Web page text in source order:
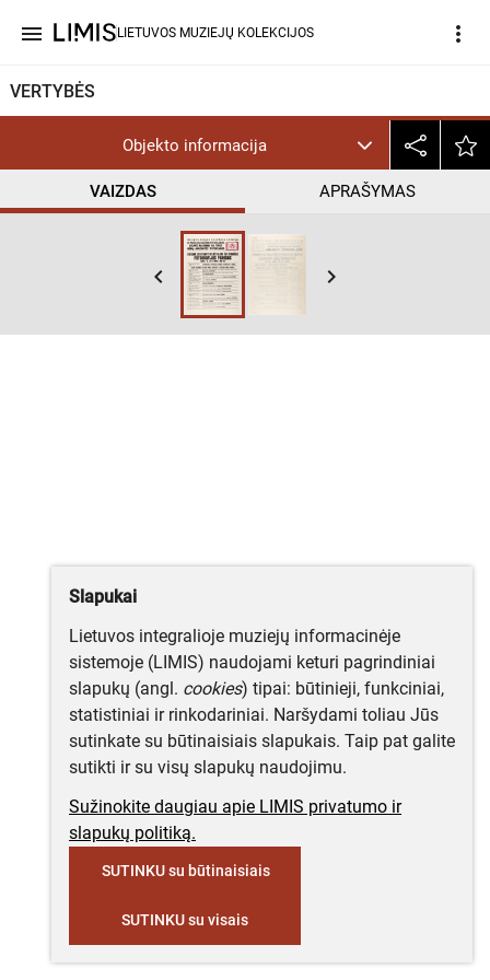
menu LIETUVOS MUZIEJŲ KOLEKCIJOS more_vert
VERTYBĖS
Objekto informacija
VAIZDAS APRAŠYMAS
keyboard_arrow_left keyboard_arrow_right
Slapukai
Lietuvos integralioje muziejų informacinėje
sistemoje (LIMIS) naudojami keturi pagrindiniai
slapukų (angl. cookies) tipai: būtinieji, funkciniai,
statistiniai ir rinkodariniai. Naršydami toliau Jūs
sutinkate su būtinaisiais slapukais. Taip pat galite
sutikti ir su visų slapukų naudojimu.
Sužinokite daugiau apie LIMIS privatumo ir
slapukų politiką.
SUTINKU su būtinaisiais
SUTINKU su visais